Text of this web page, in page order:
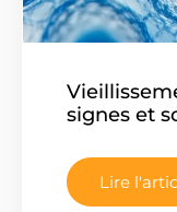
signes et
Lire